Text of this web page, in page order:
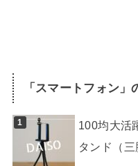
「スマートフォン 」
100均大活
タンド（